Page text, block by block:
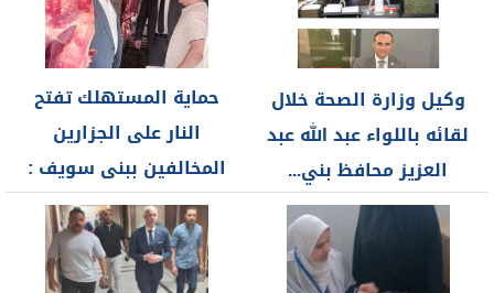
وكيل وزارة الصحة خلال
لقائه باللواء عبد الله عبد
العزيز محافظ بني...
حماية المستهلك تفتح
النار على الجزارين
المخالفين ببنى سويف :
ضبط لحوم...